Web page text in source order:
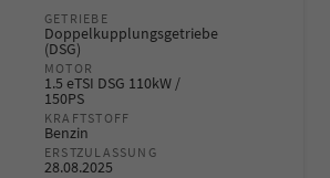
GETRIEBE
Doppelkupplungsgetriebe
(DSG)
MOTOR
1.5 eTSI DSG 110kW /
150PS
KRAFTSTOFF
Benzin
ERSTZULASSUNG
28.08.2025